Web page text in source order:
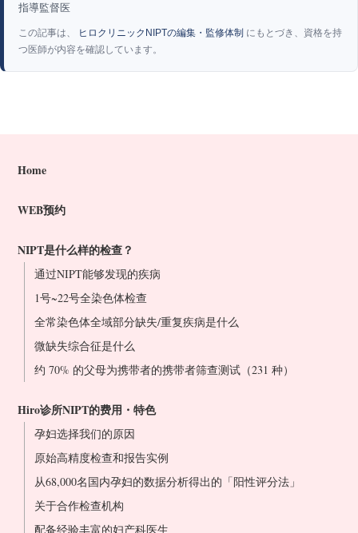
指導監督医
この記事は、 ヒロクリニックNIPTの編集・監修体制 にもとづき、資格を持
つ医師が内容を確認しています。
Home
WEB预约
NIPT是什么样的检查？
通过NIPT能够发现的疾病
1号~22号全染色体检查
全常染色体全域部分缺失/重复疾病是什么
微缺失综合征是什么
约 70% 的父母为携带者的携带者筛查测试（231 种）
Hiro诊所NIPT的费用・特色
孕妇选择我们的原因
原始高精度检查和报告实例
从68,000名国内孕妇的数据分析得出的「阳性评分法」
关于合作检查机构
配备经验丰富的妇产科医生